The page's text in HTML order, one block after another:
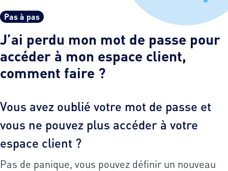
Pas à pas
J’ai perdu mon mot de passe pour
accéder à mon espace client,
comment faire ?
Vous avez oublié votre mot de passe et
vous ne pouvez plus accéder à votre
espace client ?
Pas de panique, vous pouvez définir un nouveau